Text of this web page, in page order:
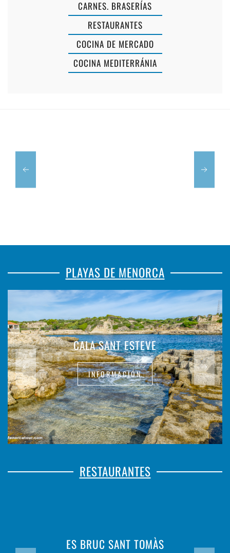
CARNES. BRASERÍAS
RESTAURANTES
COCINA DE MERCADO
COCINA MEDITERRÁNIA
CAFÉ
PLAYAS DE MENORCA
CALA SANT ESTEVE
INFORMACIÓN
RESTAURANTES
ES BRUC SANT TOMÀS